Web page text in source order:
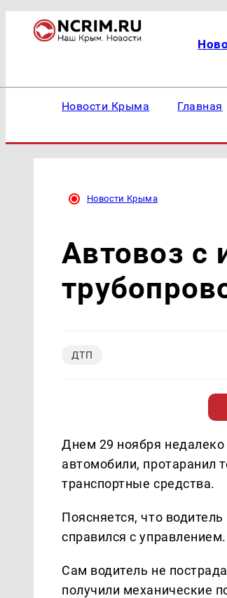
Новости Крыма Главная
Новости Крыма
Автовоз с
ДТП
Днем 29 ноября
автомобили, протаранил
транспортные средства.
Поясняется, что
справился с
Сам водитель не
получили механические